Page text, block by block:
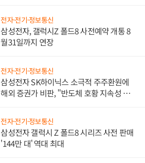
전자·전기·정보통신
삼성전자, 갤럭시Z 폴드8 사전예약 개통 8
월31일까지 연장
전자·전기·정보통신
삼성전자 SK하이닉스 소극적 주주환원에
해외 증권가 비판, "반도체 호황 지속성 의
전자·전기·정보통신
삼성전자 갤럭시 Z 폴드8 시리즈 사전 판매
'144만 대' 역대 최대